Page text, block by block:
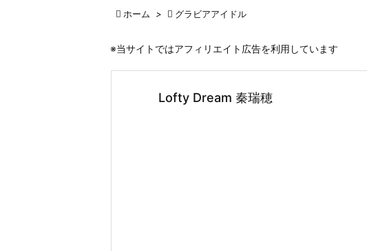
 ホーム >  グラビアアイドル
※当サイトではアフィリエイト広告を利用しています
Lofty Dream 秦瑞穂